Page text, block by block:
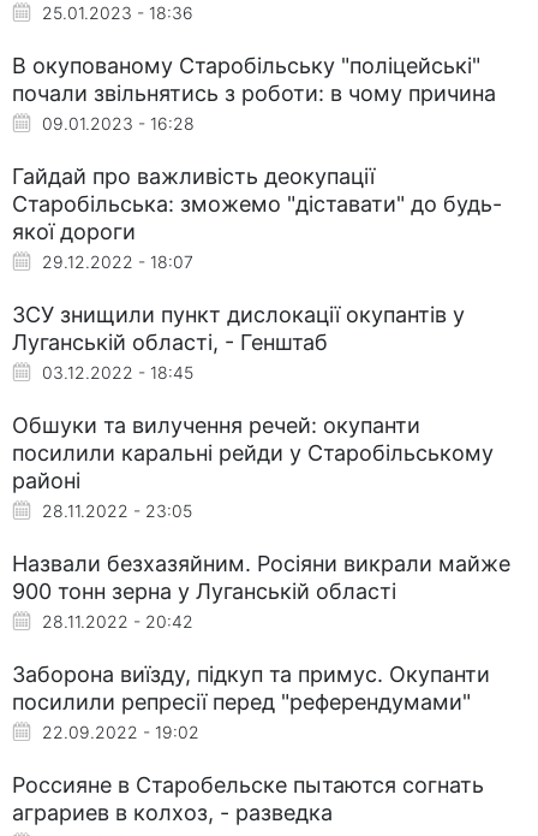
25.01.2023 - 18:36
В окупованому Старобільську "поліцейські"
почали звільнятись з роботи: в чому причина
09.01.2023 - 16:28
Гайдай про важливість деокупації
Старобільська: зможемо "діставати" до будь-
якої дороги
29.12.2022 - 18:07
ЗСУ знищили пункт дислокації окупантів у
Луганській області, - Генштаб
03.12.2022 - 18:45
Обшуки та вилучення речей: окупанти
посилили каральні рейди у Старобільському
районі
28.11.2022 - 23:05
Назвали безхазяйним. Росіяни викрали майже
900 тонн зерна у Луганській області
28.11.2022 - 20:42
Заборона виїзду, підкуп та примус. Окупанти
посилили репресії перед "референдумами"
22.09.2022 - 19:02
Россияне в Старобельске пытаются согнать
аграриев в колхоз, - разведка